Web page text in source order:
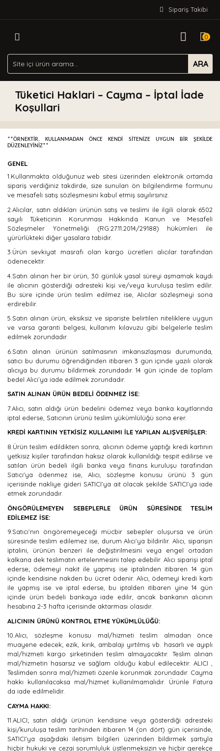
Sipariş Takibi
ARA
0
Tüketici Haklari – Cayma – İptal İade
Koşullari
**ÖRNEKTİR. KULLANMADAN ÖNCE KENDİ SİTENİZE UYGUN BİR ŞEKİLDE
DÜZENLEYİNİZ**
GENEL:
1.Kullanmakta olduğunuz web sitesi üzerinden elektronik ortamda
sipariş verdiğiniz takdirde, size sunulan ön bilgilendirme formunu
ve mesafeli satış sözleşmesini kabul etmiş sayılırsınız.
2.Alıcılar, satın aldıkları ürünün satış ve teslimi ile ilgili olarak 6502
sayılı Tüketicinin Korunması Hakkında Kanun ve Mesafeli
Sözleşmeler Yönetmeliği (RG:27.11.2014/29188) hükümleri ile
yürürlükteki diğer yasalara tabidir.
3.Ürün sevkiyat masrafı olan kargo ücretleri alıcılar tarafından
ödenecektir.
4.Satın alınan her bir ürün, 30 günlük yasal süreyi aşmamak kaydı
ile alıcının gösterdiği adresteki kişi ve/veya kuruluşa teslim edilir.
Bu süre içinde ürün teslim edilmez ise, Alıcılar sözleşmeyi sona
erdirebilir.
5.Satın alınan ürün, eksiksiz ve siparişte belirtilen niteliklere uygun
ve varsa garanti belgesi, kullanım kılavuzu gibi belgelerle teslim
edilmek zorundadır.
6.Satın alınan ürünün satılmasının imkansızlaşması durumunda,
satıcı bu durumu öğrendiğinden itibaren 3 gün içinde yazılı olarak
alıcıya bu durumu bildirmek zorundadır. 14 gün içinde de toplam
bedel Alıcı’ya iade edilmek zorundadır.
SATIN ALINAN ÜRÜN BEDELİ ÖDENMEZ İSE:
7.Alıcı, satın aldığı ürün bedelini ödemez veya banka kayıtlarında
iptal ederse, Satıcının ürünü teslim yükümlülüğü sona erer.
KREDİ KARTININ YETKİSİZ KULLANIMI İLE YAPILAN ALIŞVERİŞLER:
8.Ürün teslim edildikten sonra, alıcının ödeme yaptığı kredi kartının
yetkisiz kişiler tarafından haksız olarak kullanıldığı tespit edilirse ve
satılan ürün bedeli ilgili banka veya finans kuruluşu tarafından
Satıcı'ya ödenmez ise, Alıcı, sözleşme konusu ürünü 3 gün
içerisinde nakliye gideri SATICI’ya ait olacak şekilde SATICI’ya iade
etmek zorundadır.
ÖNGÖRÜLEMEYEN SEBEPLERLE ÜRÜN SÜRESİNDE TESLİM
EDİLEMEZ İSE:
9.Satıcı’nın öngöremeyeceği mücbir sebepler oluşursa ve ürün
süresinde teslim edilemez ise, durum Alıcı’ya bildirilir. Alıcı, siparişin
iptalini, ürünün benzeri ile değiştirilmesini veya engel ortadan
kalkana dek teslimatın ertelenmesini talep edebilir. Alıcı siparişi iptal
ederse; ödemeyi nakit ile yapmış ise iptalinden itibaren 14 gün
içinde kendisine nakden bu ücret ödenir. Alıcı, ödemeyi kredi kartı
ile yapmış ise ve iptal ederse, bu iptalden itibaren yine 14 gün
içinde ürün bedeli bankaya iade edilir, ancak bankanın alıcının
hesabına 2-3 hafta içerisinde aktarması olasıdır.
ALICININ ÜRÜNÜ KONTROL ETME YÜKÜMLÜLÜĞÜ:
10.Alıcı, sözleşme konusu mal/hizmeti teslim almadan önce
muayene edecek; ezik, kırık, ambalajı yırtılmış vb. hasarlı ve ayıplı
mal/hizmeti kargo şirketinden teslim almayacaktır. Teslim alınan
mal/hizmetin hasarsız ve sağlam olduğu kabul edilecektir. ALICI ,
Teslimden sonra mal/hizmeti özenle korunmak zorundadır. Cayma
hakkı kullanılacaksa mal/hizmet kullanılmamalıdır. Ürünle Fatura
da iade edilmelidir.
CAYMA HAKKI:
11.ALICI; satın aldığı ürünün kendisine veya gösterdiği adresteki
kişi/kuruluşa teslim tarihinden itibaren 14 (on dört) gün içerisinde,
SATICI’ya aşağıdaki iletişim bilgileri üzerinden bildirmek şartıyla
hiçbir hukuki ve cezai sorumluluk üstlenmeksizin ve hiçbir gerekçe